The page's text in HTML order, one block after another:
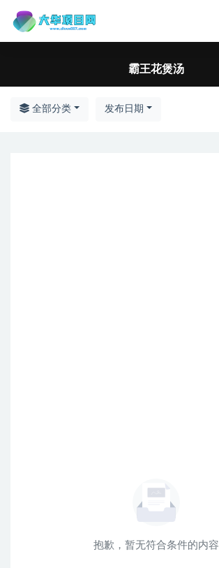
霸王花煲汤
全部分类 发布日期
抱歉，暂无符合条件的内容